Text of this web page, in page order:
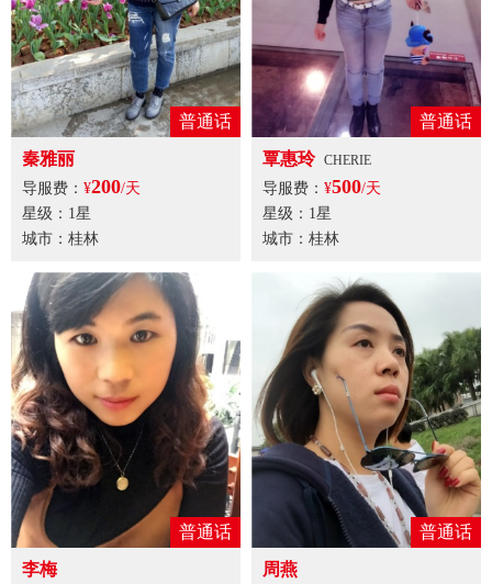
普通话
秦雅丽
导服费： ¥200/天
星级：1星
城市：桂林
普通话
覃惠玲 CHERIE
导服费： ¥500/天
星级：1星
城市：桂林
普通话
李梅
普通话
周燕